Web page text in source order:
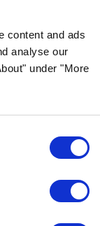
content and ads
analyse our
under "More
MEDIA